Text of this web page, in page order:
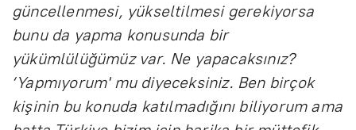
güncellenmesi, yükseltilmesi gerekiyorsa
bunu da yapma konusunda bir
yükümlülüğümüz var. Ne yapacaksınız?
‘Yapmıyorum' mu diyeceksiniz. Ben birçok
kişinin bu konuda katılmadığını biliyorum ama